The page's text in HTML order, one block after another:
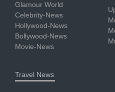
Glamour World
Celebrity-News
Hollywood-News
Bollywood-News
Movie-News
Travel News